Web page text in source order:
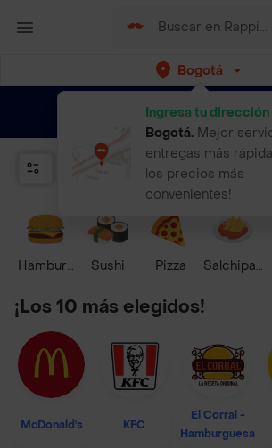
Bogotá
Ingresa tu dirección
Bogotá. Mejor
entregas más
los precios más
convenientes!
envíos gratis por semanas
Relevancia Promos
HamburguesaSushi Pizza Salchipapas
¡Los 10 más elegidos!
McDonald's KFC
El Corral -
Hamburguesa